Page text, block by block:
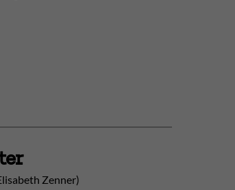
Zenner)